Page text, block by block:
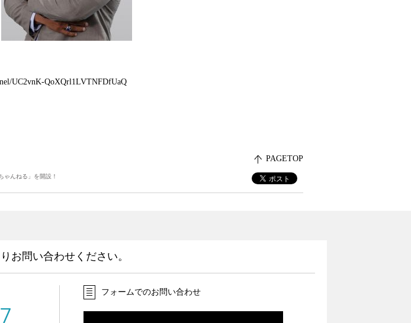
UC2vnK-QoXQrl1LVTNFDfUaQ
PAGETOP
んねる」を開設！
お問い合わせください。
フォームでのお問い合わせ